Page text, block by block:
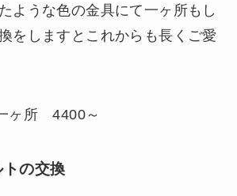
ような色の金具にて一ヶ所もし
をしますとこれからも長くご愛
ヶ所 4400～
トの交換